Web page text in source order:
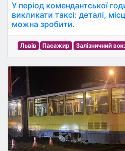
У період комендантської
викликати таксі: деталі,
можна зробити.
Львів Пасажир Залізничний